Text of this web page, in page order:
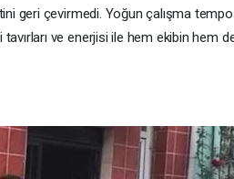
geri çevirmedi. Yoğun çalışma
ve enerjisi ile hem ekibin hem